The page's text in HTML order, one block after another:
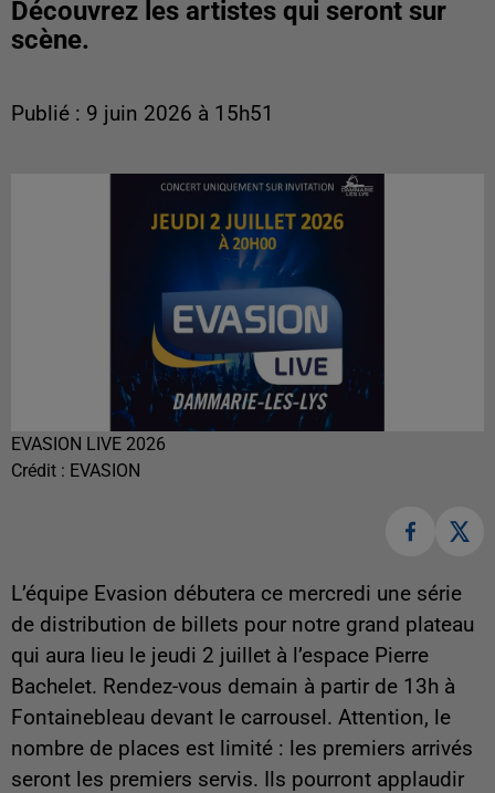
Découvrez les artistes qui seront sur
scène.
Publié : 9 juin 2026 à 15h51
EVASION LIVE 2026
Crédit : EVASION
L’équipe Evasion débutera ce mercredi une série
de distribution de billets pour notre grand plateau
qui aura lieu le jeudi 2 juillet à l’espace Pierre
Bachelet. Rendez-vous demain à partir de 13h à
Fontainebleau devant le carrousel. Attention, le
nombre de places est limité : les premiers arrivés
seront les premiers servis. Ils pourront applaudir